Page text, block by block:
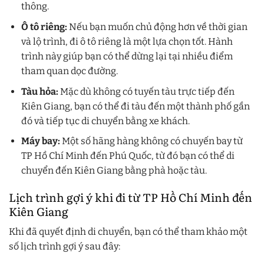
thông.
Ô tô riêng: Nếu bạn muốn chủ động hơn về thời gian
và lộ trình, đi ô tô riêng là một lựa chọn tốt. Hành
trình này giúp bạn có thể dừng lại tại nhiều điểm
tham quan dọc đường.
Tàu hỏa: Mặc dù không có tuyến tàu trực tiếp đến
Kiên Giang, bạn có thể đi tàu đến một thành phố gần
đó và tiếp tục di chuyển bằng xe khách.
Máy bay: Một số hãng hàng không có chuyến bay từ
TP Hồ Chí Minh đến Phú Quốc, từ đó bạn có thể di
chuyển đến Kiên Giang bằng phà hoặc tàu.
Lịch trình gợi ý khi đi từ TP Hồ Chí Minh đến
Kiên Giang
Khi đã quyết định di chuyển, bạn có thể tham khảo một
số lịch trình gợi ý sau đây: